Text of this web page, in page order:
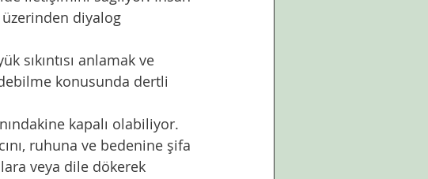
diyalog
sıkıntısı anlamak ve
konusunda dertli
kapalı olabiliyor.
ruhuna ve bedenine şifa
veya dile dökerek